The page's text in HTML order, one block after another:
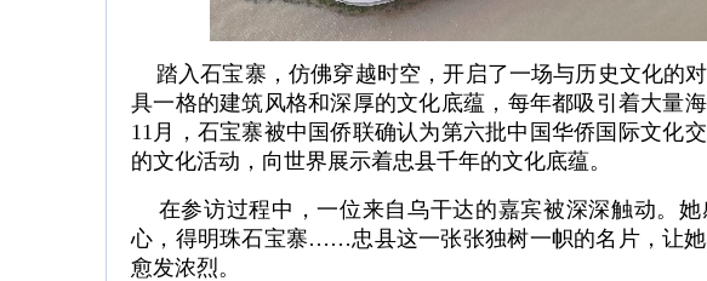
踏入石宝寨，仿佛穿越时空，开启了一场与历史文化的
具一格的建筑风格和深厚的文化底蕴，每年都吸引着大量
11月，石宝寨被中国侨联确认为第六批中国华侨国际文化
的文化活动，向世界展示着忠县千年的文化底蕴。
在参访过程中，一位来自乌干达的嘉宾被深深触动。她
心，得明珠石宝寨……忠县这一张张独树一帜的名片，让
愈发浓烈。